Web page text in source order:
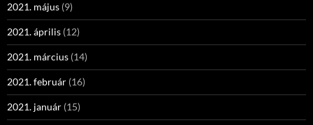
2021. május (9)
2021. április (12)
2021. március (14)
2021. február (16)
2021. január (15)